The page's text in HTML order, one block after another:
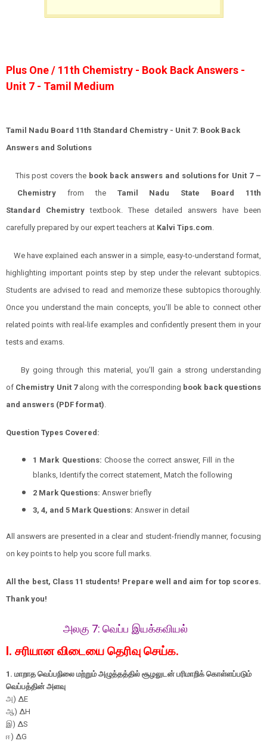
Plus One / 11th Chemistry - Book Back Answers -
Unit 7 - Tamil Medium
Tamil Nadu Board 11th Standard Chemistry - Unit 7: Book Back
Answers and Solutions
This post covers the book back answers and solutions for Unit 7–
Chemistry
from the Tamil Nadu State Board 11th
Standard Chemistry textbook. These detailed answers have been
carefully prepared by our expert teachers at Kalvi Tips.com.
We have explained each answer in a simple, easy-to-understand format,
highlighting important points step by step under the relevant subtopics.
Students are advised to read and memorize these subtopics thoroughly.
Once you understand the main concepts, you’ll be able to connect other
related points with real-life examples and confidently present them in your
tests and exams.
By going through this material, you’ll gain a strong understanding
of Chemistry Unit 7 along with the corresponding book back questions
and answers (PDF format).
Question Types Covered:
1 Mark Questions: Choose the correct answer, Fill in the
blanks, Identify the correct statement, Match the following
2 Mark Questions: Answer briefly
3, 4, and 5 Mark Questions: Answer in detail
All answers are presented in a clear and student-friendly manner, focusing
on key points to help you score full marks.
All the best, Class 11 students! Prepare well and aim for top scores.
Thank you!
அலகு 7: வெப்ப இயக்கவியல்
I. சரியான விடையை தெரிவு செய்க.
1. மாறாத வெப்பநிலை மற்றும் அழுத்தத்தில் சூழலுடன் பரிமாறிக் கொள்ளப்படும்
வெப்பத்தின் அளவு
அ) ΔE
ஆ) ΔH
இ) ΔS
ஈ) ΔG